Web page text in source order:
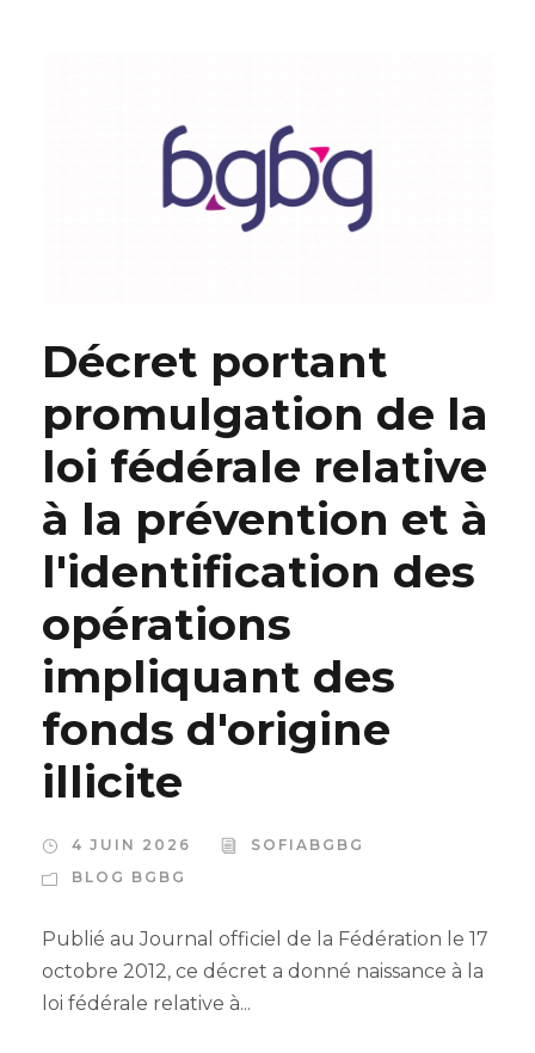
Décret portant
promulgation de la
loi fédérale relative
à la prévention et à
l'identification des
opérations
impliquant des
fonds d'origine
illicite
4 JUIN 2026
SOFIABGBG
BLOG BGBG
Publié au Journal officiel de la Fédération le 17
octobre 2012, ce décret a donné naissance à la
loi fédérale relative à...